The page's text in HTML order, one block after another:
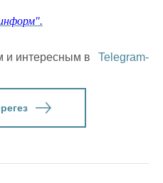
интересным в
Telegram-